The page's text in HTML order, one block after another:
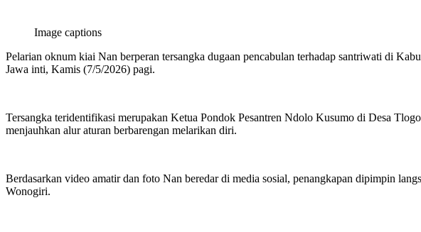
Image captions
Pelarian oknum kiai Nan berperan tersangka dugaan pencabulan terhadap santriwati di
Jawa inti, Kamis (7/5/2026) pagi.
Tersangka teridentifikasi merupakan Ketua Pondok Pesantren Ndolo Kusumo di Desa
menjauhkan alur aturan berbarengan melarikan diri.
Berdasarkan video amatir dan foto Nan beredar di media sosial, penangkapan dipimpin
Wonogiri.